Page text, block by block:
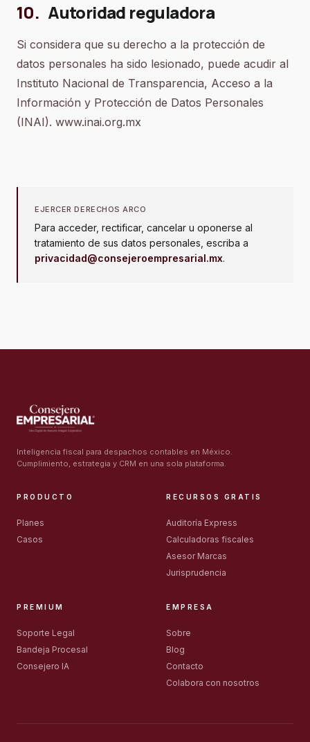
10. Autoridad reguladora
Si considera que su derecho a la protección de
datos personales ha sido lesionado, puede acudir al
Instituto Nacional de Transparencia, Acceso a la
Información y Protección de Datos Personales
(INAI). www.inai.org.mx
EJERCER DERECHOS ARCO
Para acceder, rectificar, cancelar u oponerse al
tratamiento de sus datos personales, escriba a
privacidad@consejeroempresarial.mx.
Inteligencia fiscal para despachos contables en México.
Cumplimiento, estrategia y CRM en una sola plataforma.
PRODUCTO
Planes
Casos
RECURSOS GRATIS
Auditoría Express
Calculadoras fiscales
Asesor Marcas
Jurisprudencia
PREMIUM
Soporte Legal
Bandeja Procesal
Consejero IA
EMPRESA
Sobre
Blog
Contacto
Colabora con nosotros